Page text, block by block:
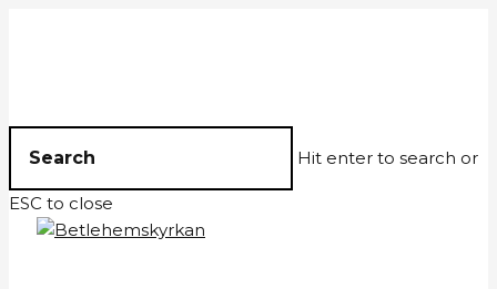
Hit enter to search or
ESC to close